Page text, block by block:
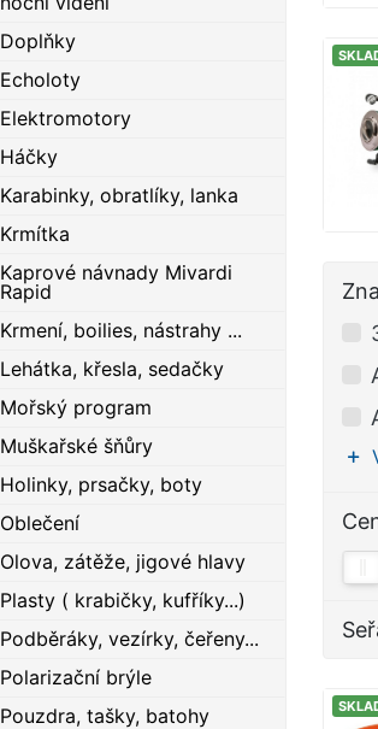
Doplňky
Echoloty
Elektromotory
Háčky
Karabinky, obratlíky, lanka
Krmítka
Kaprové návnady Mivardi
Rapid
Krmení, boilies, nástrahy ...
Lehátka, křesla, sedačky
Mořský program
Muškařské šňůry
Holinky, prsačky, boty
Oblečení
Olova, zátěže, jigové hlavy
Plasty ( krabičky, kufříky...)
Podběráky, vezírky, čeřeny...
Polarizační brýle
Pouzdra, tašky, batohy